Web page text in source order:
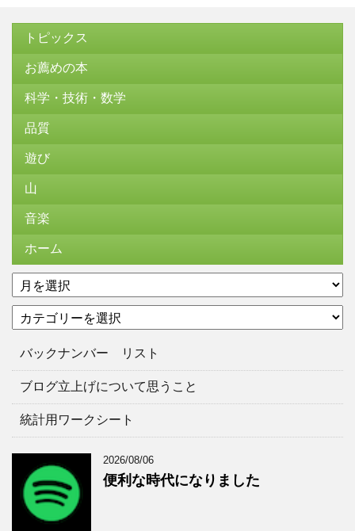
トピックス
お薦めの本
科学・技術・数学
品質
遊び
山
音楽
ホーム
ア
ー
イ
テ
リ
バックナンバー リスト
ブログ立上げについて思うこと
統計用ワークシート
2026/08/06
便利な時代になりました